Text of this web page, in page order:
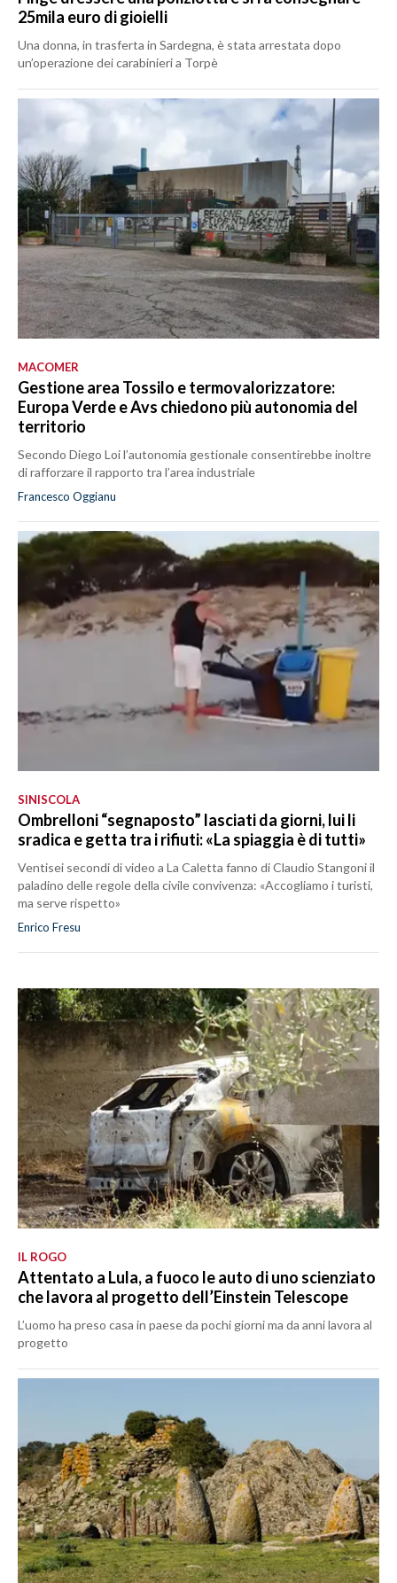
25mila euro di gioielli
Una donna, in trasferta in Sardegna, è stata arrestata dopo
un’operazione dei carabinieri a Torpè
MACOMER
Gestione area Tossilo e termovalorizzatore:
Europa Verde e Avs chiedono più autonomia del
territorio
Secondo Diego Loi l’autonomia gestionale consentirebbe inoltre
di rafforzare il rapporto tra l’area industriale
Francesco Oggianu
SINISCOLA
Ombrelloni “segnaposto” lasciati da giorni, lui li
sradica e getta tra i rifiuti: «La spiaggia è di tutti»
Ventisei secondi di video a La Caletta fanno di Claudio Stangoni il
paladino delle regole della civile convivenza: «Accogliamo i turisti,
ma serve rispetto»
Enrico Fresu
IL ROGO
Attentato a Lula, a fuoco le auto di uno scienziato
che lavora al progetto dell’Einstein Telescope
L’uomo ha preso casa in paese da pochi giorni ma da anni lavora al
progetto